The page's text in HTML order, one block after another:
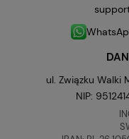
ul. Związku Walki
NIP: